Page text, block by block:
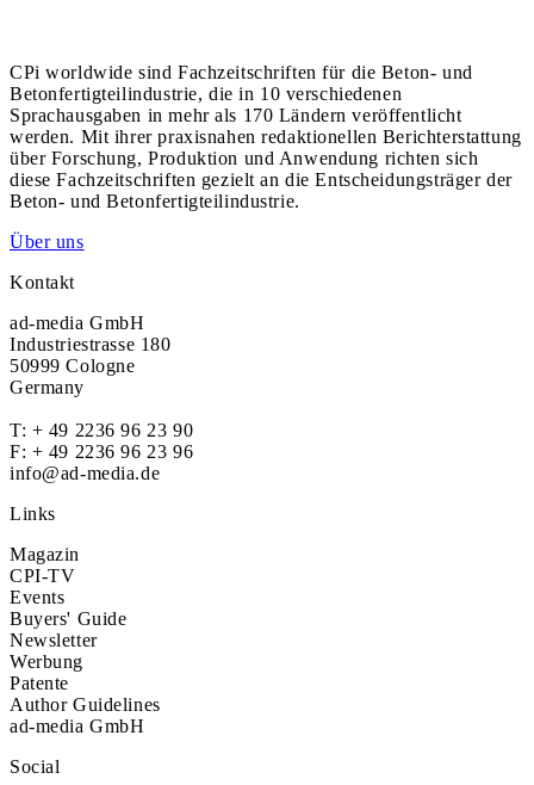
CPi worldwide sind Fachzeitschriften für die Beton- und
Betonfertigteilindustrie, die in 10 verschiedenen
Sprachausgaben in mehr als 170 Ländern veröffentlicht
werden. Mit ihrer praxisnahen redaktionellen Berichterstattung
über Forschung, Produktion und Anwendung richten sich
diese Fachzeitschriften gezielt an die Entscheidungsträger der
Beton- und Betonfertigteilindustrie.
Über uns
Kontakt
ad-media GmbH
Industriestrasse 180
50999 Cologne
Germany
T: + 49 2236 96 23 90
F: + 49 2236 96 23 96
info@ad-media.de
Links
Magazin
CPI-TV
Events
Buyers' Guide
Newsletter
Werbung
Patente
Author Guidelines
ad-media GmbH
Social